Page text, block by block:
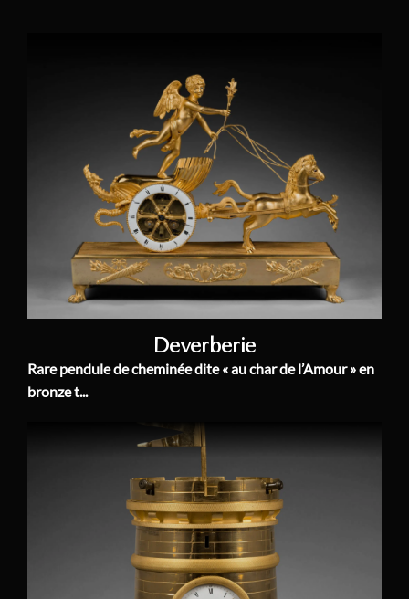
Deverberie
Rare pendule de cheminée dite « au char de l’Amour » en
bronze t...